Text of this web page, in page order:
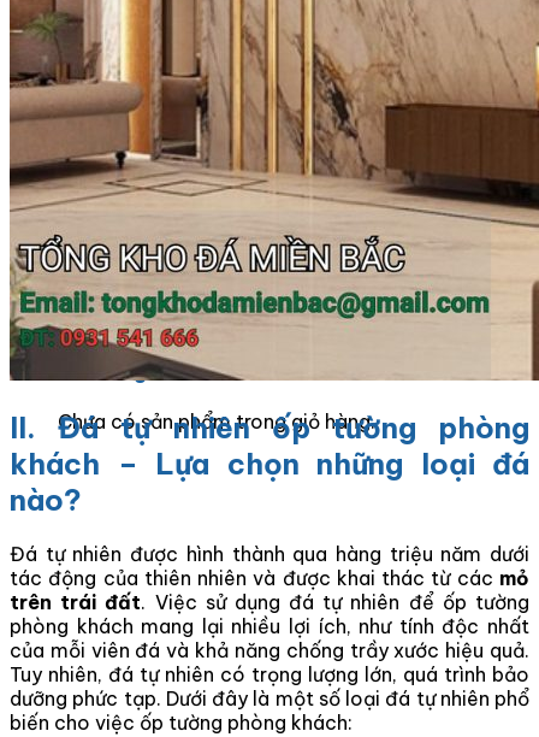
Đá Ốp Mộ
Đá Ốp Thang Máy
Đá Ốp Bàn Bếp Nhân Tạo
Đá Ốp Bếp Tự Nhiên
Tranh đá
Tranh Đá Granite Đối Xứng
Tranh Đá Marble Đối Xứng
Tranh Đá Sơn Thủy Xuyên Sáng
Tranh Đá Thạch Anh Đối Xứng
Tranh Đá Xuyên Sáng Onyx
Vách Tivi ỐP Đá Cao Cấp
Đá Nhân Tạo
0
Giỏ hàng
Chưa có sản phẩm trong giỏ hàng.
II. Đá tự nhiên ốp tường phòng
khách – Lựa chọn những loại đá
nào?
Đá tự nhiên được hình thành qua hàng triệu năm dưới
tác động của thiên nhiên và được khai thác từ các mỏ
trên trái đất. Việc sử dụng đá tự nhiên để ốp tường
phòng khách mang lại nhiều lợi ích, như tính độc nhất
của mỗi viên đá và khả năng chống trầy xước hiệu quả.
Tuy nhiên, đá tự nhiên có trọng lượng lớn, quá trình bảo
dưỡng phức tạp. Dưới đây là một số loại đá tự nhiên phổ
biến cho việc ốp tường phòng khách: